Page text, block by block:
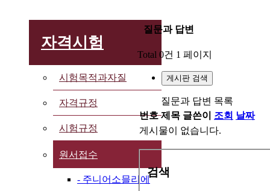
자격시험
시험목적과자질
자격규정
시험규정
원서접수
- 주니어소믈리에
질문과 답변
Total 0건 1 페이지
게시판 검색
질문과 답변 목록
번호 제목 글쓴이 조회 날짜
게시물이 없습니다.
검색